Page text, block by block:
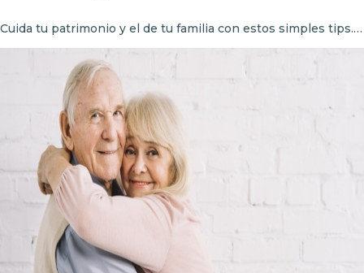
Cuida tu patrimonio y el de tu familia con estos simples tips.…